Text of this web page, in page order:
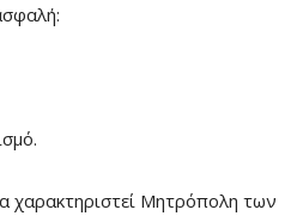
χαρακτηριστεί Μητρόπολη των